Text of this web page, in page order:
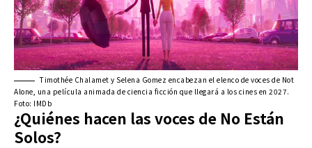
Timothée Chalamet y Selena Gomez encabezan el elenco de voces de Not
Alone, una película animada de ciencia ficción que llegará a los cines en 2027.
Foto: IMDb
¿Quiénes hacen las voces de No Están
Solos?